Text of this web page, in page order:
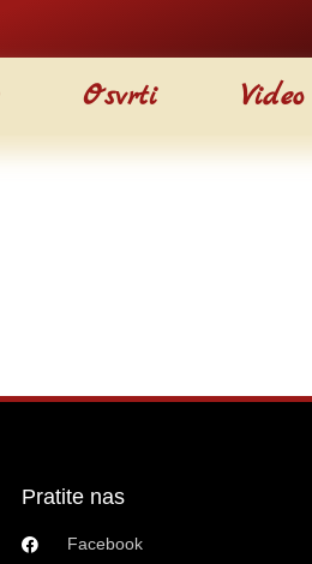
Osvrti Video
Pratite nas
Facebook